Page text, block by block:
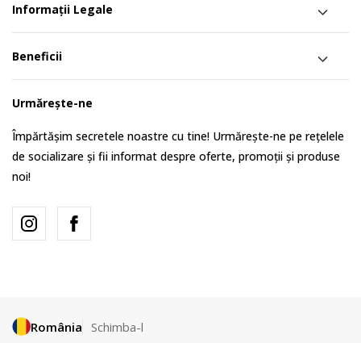
Informații Legale
Beneficii
Urmărește-ne
Împărtășim secretele noastre cu tine! Urmărește-ne pe rețelele
de socializare și fii informat despre oferte, promoții și produse
noi!
România Schimba-l